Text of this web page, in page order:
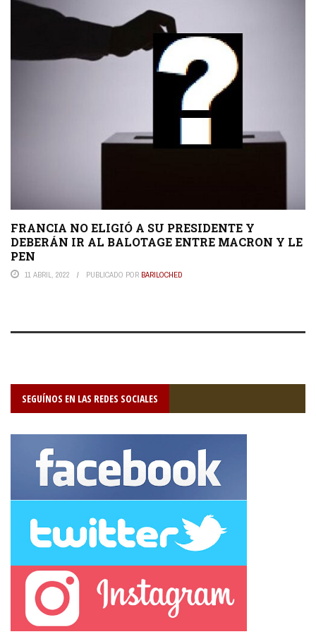
FRANCIA NO ELIGIÓ A SU PRESIDENTE Y
DEBERÁN IR AL BALOTAGE ENTRE MACRON Y LE
PEN
11 ABRIL, 2022 PUBLICADO POR BARILOCHED
SEGUÍNOS EN LAS REDES SOCIALES